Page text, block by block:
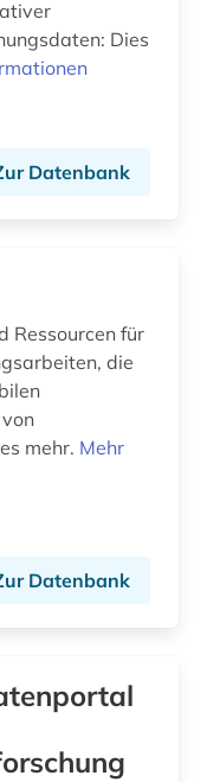
Dies
Datenbank
Ressourcen für
die
mehr. Mehr
Datenbank